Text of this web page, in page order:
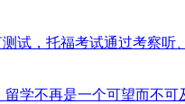
试，托福考试通过考察听
学不再是一个可望而不